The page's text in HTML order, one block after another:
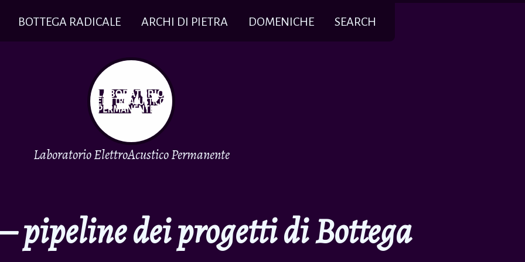
BOTTEGA RADICALE ARCHI DI PIETRA DOMENICHE SEARCH
Laboratorio ElettroAcustico Permanente
pipeline dei progetti di Bottega